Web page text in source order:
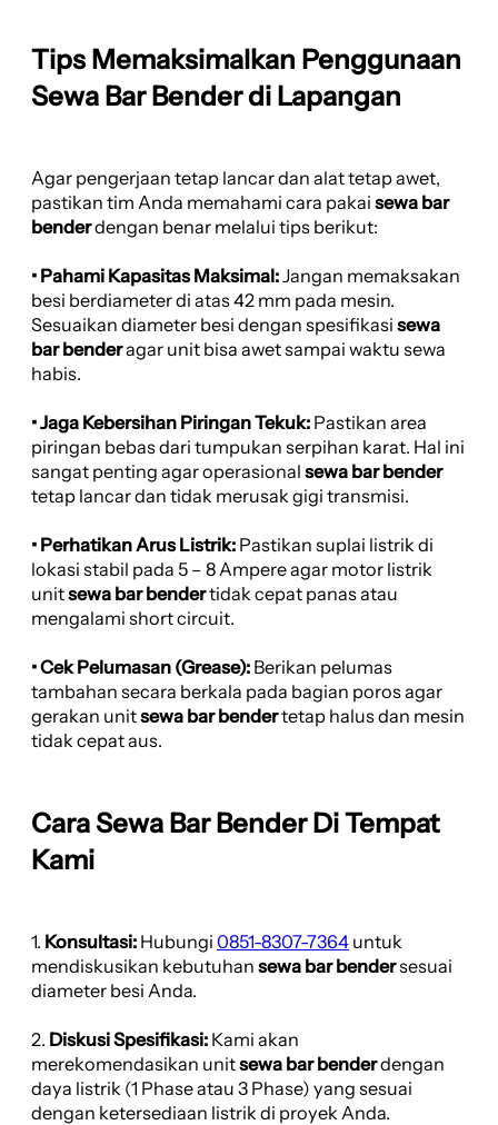
Tips Memaksimalkan Penggunaan
Sewa Bar Bender di Lapangan
Agar pengerjaan tetap lancar dan alat tetap awet,
pastikan tim Anda memahami cara pakai sewa bar
benderdengan benar melalui tips berikut:
• Pahami Kapasitas Maksimal:Jangan memaksakan
besi berdiameter di atas 42 mm pada mesin.
Sesuaikan diameter besi dengan spesifikasi sewa
bar benderagar unit bisa awet sampai waktu sewa
habis.
• Jaga Kebersihan Piringan Tekuk: Pastikan area
piringan bebas dari tumpukan serpihan karat. Hal ini
sangat penting agar operasional sewa bar bender
tetap lancar dan tidak merusak gigi transmisi.
• Perhatikan Arus Listrik: Pastikan suplai listrik di
lokasi stabil pada 5 – 8 Ampere agar motor listrik
unitsewa bar bendertidak cepat panas atau
mengalami short circuit.
• Cek Pelumasan (Grease): Berikan pelumas
tambahan secara berkala pada bagian poros agar
gerakan unitsewa bar bendertetap halus dan mesin
tidak cepat aus.
Cara Sewa Bar Bender Di Tempat
Kami
1. Konsultasi: Hubungi 0851-8307-7364 untuk
mendiskusikan kebutuhan sewa bar bendersesuai
diameter besi Anda.
2. Diskusi Spesifikasi: Kami akan
merekomendasikan unitsewa bar benderdengan
daya listrik (1 Phase atau 3 Phase) yang sesuai
dengan ketersediaan listrik di proyek Anda.